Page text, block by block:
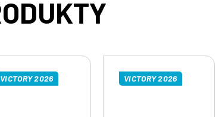
VICTORY 2026 VICTORY 2026